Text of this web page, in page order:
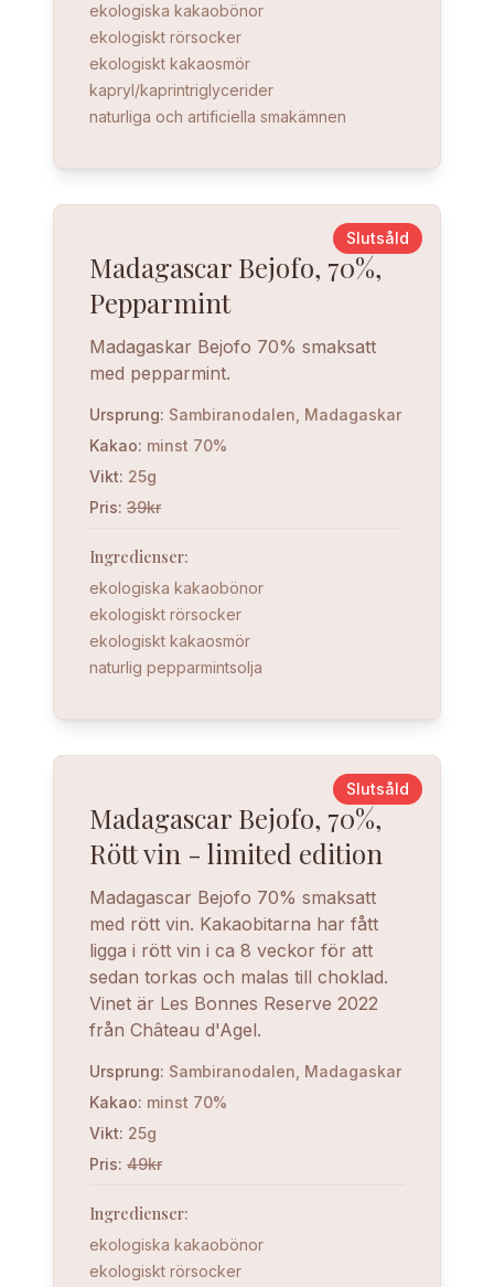
ekologiska kakaobönor
ekologiskt rörsocker
ekologiskt kakaosmör
kapryl/kaprintriglycerider
naturliga och artificiella smakämnen
Slutsåld
Madagascar Bejofo, 70%,
Pepparmint
Madagaskar Bejofo 70% smaksatt
med pepparmint.
Ursprung: Sambiranodalen, Madagaskar
Kakao: minst 70%
Vikt: 25g
Pris: 39kr
Ingredienser:
ekologiska kakaobönor
ekologiskt rörsocker
ekologiskt kakaosmör
naturlig pepparmintsolja
Slutsåld
Madagascar Bejofo, 70%,
Rött vin - limited edition
Madagascar Bejofo 70% smaksatt
med rött vin. Kakaobitarna har fått
ligga i rött vin i ca 8 veckor för att
sedan torkas och malas till choklad.
Vinet är Les Bonnes Reserve 2022
från Château d'Agel.
Ursprung: Sambiranodalen, Madagaskar
Kakao: minst 70%
Vikt: 25g
Pris: 49kr
Ingredienser:
ekologiska kakaobönor
ekologiskt rörsocker